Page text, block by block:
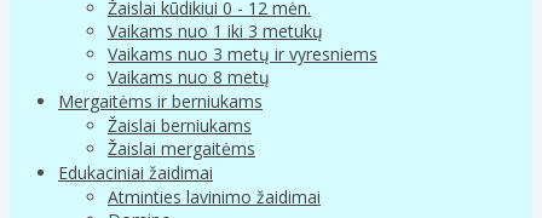
Žaislai kūdikiui 0 - 12 mėn.
Vaikams nuo 1 iki 3 metukų
Vaikams nuo 3 metų ir vyresniems
Vaikams nuo 8 metų
Mergaitėms ir berniukams
Žaislai berniukams
Žaislai mergaitėms
Edukaciniai žaidimai
Atminties lavinimo žaidimai